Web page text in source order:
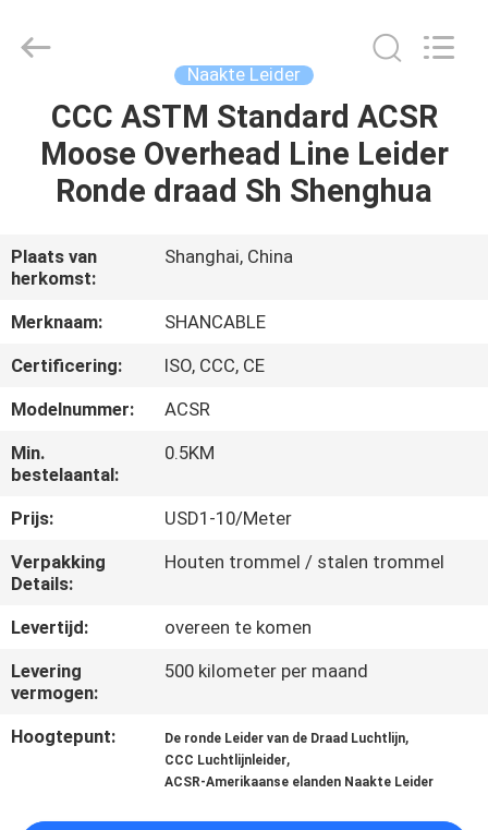
THUIS
PRODUCTEN
VIDEOS
VR-
SHOW
ONS
FABRIEKSREIS
CONTACTEER
(Group)
Naakte Leider
CCC ASTM Standard ACSR
Moose Overhead Line Leider
Ronde draad Sh Shenghua
Plaats van
herkomst:
Shanghai, China
Merknaam:
SHANCABLE
Certificering:
ISO, CCC, CE
Modelnummer:
ACSR
Min.
bestelaantal:
0.5KM
Prijs:
USD1-10/Meter
Verpakking
Details:
Houten trommel / stalen trommel
Levertijd:
overeen te komen
Levering
vermogen:
500 kilometer per maand
Hoogtepunt: De ronde Leider van de Draad Luchtlijn,
CCC Luchtlijnleider,
ACSR-Amerikaanse elanden Naakte Leider